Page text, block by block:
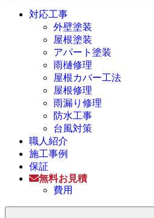
対応工事
外壁塗装
屋根塗装
アパート塗装
雨樋修理
屋根カバー工法
屋根修理
雨漏り修理
防水工事
台風対策
職人紹介
施工事例
保証
無料お見積
費用